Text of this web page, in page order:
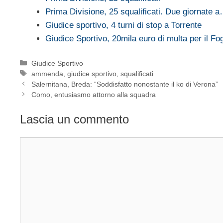
Prima Divisione, 25 squalificati. Due giornate
Giudice sportivo, 4 turni di stop a Torrente
Giudice Sportivo, 20mila euro di multa per il
Categorie
Giudice Sportivo
Tag
ammenda ,giudice sportivo ,squalificati
Salernitana, Breda: “Soddisfatto nonostante il ko di Verona”
Como, entusiasmo attorno alla squadra
Lascia un commento